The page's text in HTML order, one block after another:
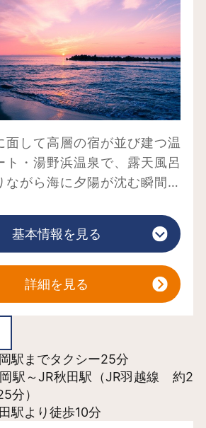
走性能のある船です。
単に荷物の運搬をしていたわ
りません。寄港地で安くて良
あれば買い、船の荷物に高く
があればそこで売る。「商
ながら航海する総合商社のよ
すると、千両（今の価格で
～1億円）もの利益を得られた
ています。白い帆船を前に、
を馳せるのも一興です。
内には遊歩道があり、酒田を
たちの文人墨客を紹介した29
学碑があります。酒田という
史を物語る散歩道です。
面して高層の宿が並び建つ温
ト・湯野浜温泉で、露天風呂
ながら海に夕陽が沈む瞬間を
め、日本海の水平線に沈む湯
の夕陽は、日本の夕陽百選に
絶景です。
いただく、ご当地食材を活か
も楽しみのひとつ。日本海の
れる海の幸と、肥沃な庄内平
る山の幸が目白押し。四季
魚を中心に、竹の子、だだち
ロン、寒ダラ汁など、様々な
堪能できます。
基本情報を見る
詳細を見る
駅までタクシー25分
駅～JR秋田駅（JR羽越線 約2
分）
駅より徒歩10分